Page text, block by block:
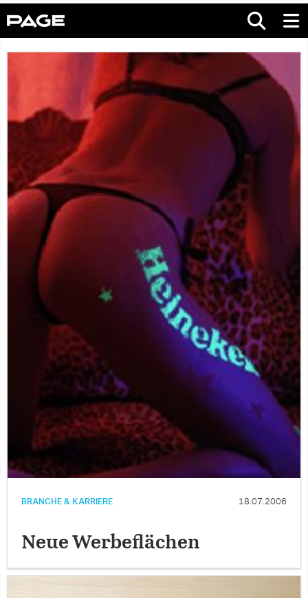
BRANCHE & KARRIERE 18.07.2006
Neue Werbeflächen